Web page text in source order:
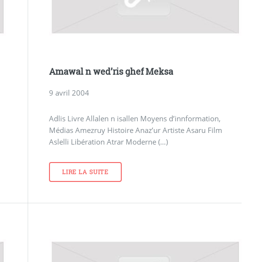
Amawal n wed’ris ghef Meksa
9 avril 2004
Adlis Livre Allalen n isallen Moyens d’innformation,
Médias Amezruy Histoire Anaz’ur Artiste Asaru Film
Aslelli Libération Atrar Moderne (…)
LIRE LA SUITE